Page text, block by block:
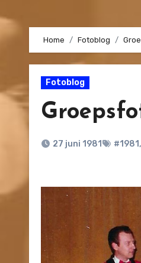
Home Fotoblog
Fotoblog
27 juni 1981 #1981,